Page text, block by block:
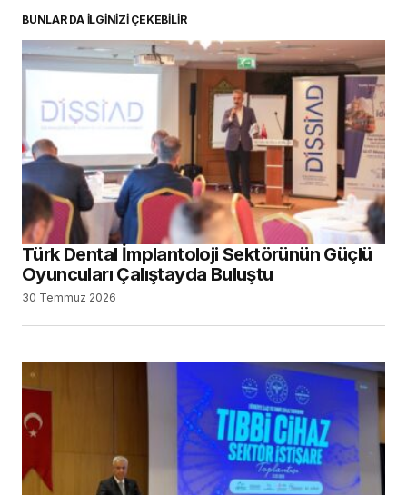
BUNLAR DA İLGİNİZİ ÇEKEBİLİR
Türk Dental İmplantoloji Sektörünün Güçlü
Oyuncuları Çalıştayda Buluştu
30 Temmuz 2026